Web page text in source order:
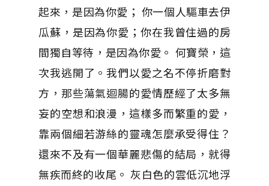
起來，是因為你愛； 你一個人驅車去伊
瓜蘇，是因為你愛；你在我曾住過的房
間獨自等待，是因為你愛。 何寶榮，這
次我逃開了。我們以愛之名不停折磨對
方，那些蕩氣迴腸的愛情歷經了太多無
妄的空想和浪漫，這樣多而繁重的愛，
靠兩個細若游絲的靈魂怎麼承受得住？
還來不及有一個華麗悲傷的結局，就得
無疾而終的收尾。 灰白色的雲低沉地浮